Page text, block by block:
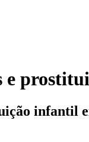
e
infantil